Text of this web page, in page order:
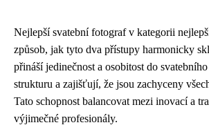
Nejlepší svatební fotograf v kategorii
způsob, jak tyto dva přístupy harmonicky
přináší jedinečnost a osobitost do
strukturu a zajišťují, že jsou zachyceny
Tato schopnost balancovat mezi inovací a
výjimečné profesionály.